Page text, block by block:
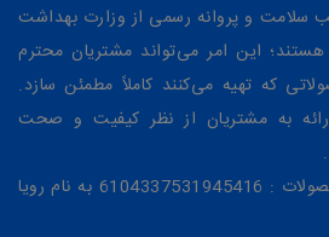
سلامت و پروانه رسمی از وزارت بهداشت
این امر می‌تواند مشتریان محترم
که تهیه می‌کنند کاملاً مطمئن سازد.
به مشتریان از نظر کیفیت و صحت
شماره کارت جهت خرید محصولات : 6104337531945416 به نام رویا